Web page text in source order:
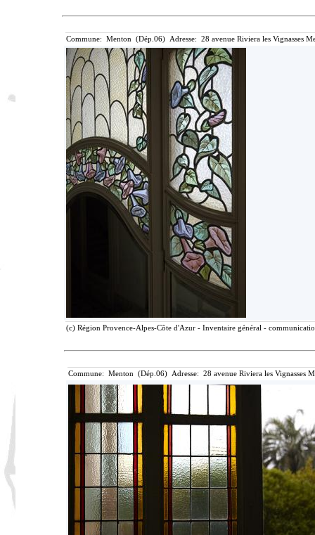
Commune: Menton (Dép.06) Adresse: 28 avenue Riviera les Vignasses
(c) Région Provence-Alpes-Côte d'Azur - Inventaire général -
Commune: Menton (Dép.06) Adresse: 28 avenue Riviera les Vignasses